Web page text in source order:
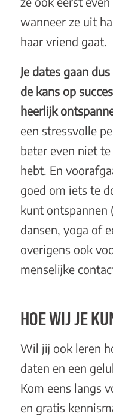
wanneer ze uit
haar vriend gaat.
Je dates gaan
de kans op
heerlijk
een stressvolle
beter even niet
hebt. En
goed om iets te
kunt ontspannen
dansen, yoga of
overigens ook
menselijke
HOE WIJ JE
Wil jij ook leren
daten en een
Kom eens langs
en gratis